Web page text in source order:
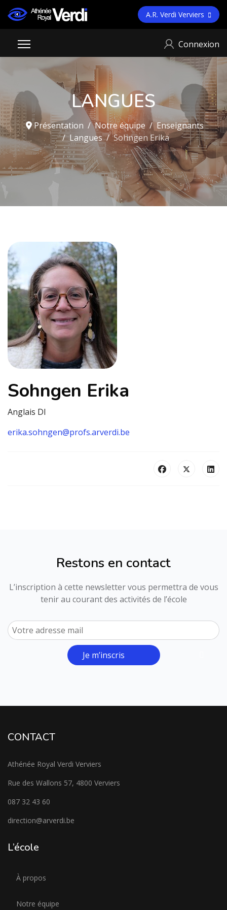
A.R. Verdi Verviers
Connexion
LANGUES
Présentation Notre équipe
Enseignants
Langues
Sohngen Erika
Sohngen Erika
Anglais DI
erika.sohngen@profs.arverdi.be
Restons en contact
L’inscription à cette newsletter vous permettra de vous
tenir au courant des activités de l’école
Je m’inscris
CONTACT
Athénée Royal Verdi Verviers
Rue des Wallons 57, 4800 Verviers
087 32 43 60
direction@arverdi.be
L’école
À propos
Notre équipe